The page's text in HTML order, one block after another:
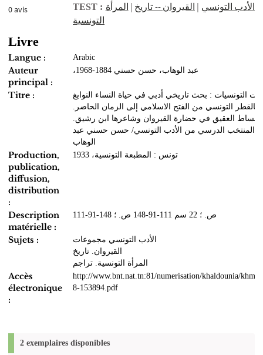
0avis TEST : الأدب التونسي | القيروان‏ -- ‏تاريخ | المرأة
التونسية
Livre
Langue : Arabic
Auteur
principal :
،عبد الوهاب، حسن حسني 1884-1968
Titre :
التونسيات : بحث تاريخي أدبي في حياة النساء النوابغ
بالقطر التونسي من الفتح الاسلامي إلى الزمان الحاضر.
بساط العقيق في حضارة القيروان وشاعرها ابن رشيق.
المنتخب الدرسي من الأدب التونسي/ حسن حسني عبد
الوهاب
Production,
publication,
diffusion,
distribution
:
تونس : المطبعة التونسية، 1933
Description
matérielle :
111-91-148 ص. ؛ 22 سم 111-91-148 ص. ؛
Sujets :
الأدب التونسي مجموعات
القيروان‏. ‏تاريخ
المرأة التونسية. تراجم
Accès
électronique
:
http://www.bnt.nat.tn:81/numerisation/khaldounia/
8-153894.pdf
2 exemplaires disponibles